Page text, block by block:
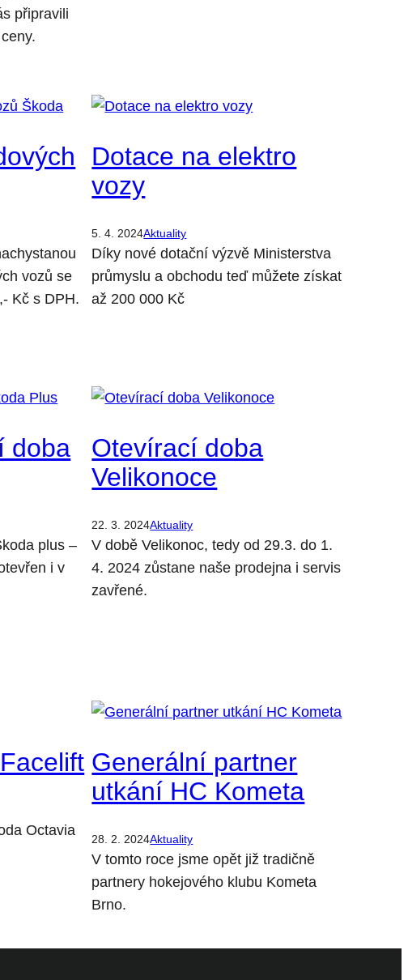
připravili
vozů se
Kč s DPH.
Dotace na elektro
vozy
5. 4. 2024Aktuality
Díky nové dotační výzvě Ministerstva
průmyslu a obchodu teď můžete získat
až 200 000 Kč
doba
plus –
i v
Otevírací doba
Velikonoce
22. 3. 2024Aktuality
V době Velikonoc, tedy od 29.3. do 1.
4. 2024 zůstane naše prodejna i servis
zavřené.
Octavia
Generální partner
utkání HC Kometa
28. 2. 2024Aktuality
V tomto roce jsme opět již tradičně
partnery hokejového klubu Kometa
Brno.